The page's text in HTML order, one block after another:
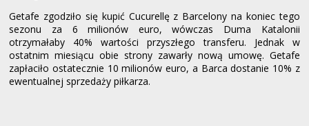
Getafe zgodziło się kupić Cucurellę z Barcelony na koniec tego
sezonu za 6 milionów euro, wówczas Duma Katalonii
otrzymałaby 40% wartości przyszłego transferu. Jednak w
ostatnim miesiącu obie strony zawarły nową umowę. Getafe
zapłaciło ostatecznie 10 milionów euro, a Barca dostanie 10% z
ewentualnej sprzedaży piłkarza.